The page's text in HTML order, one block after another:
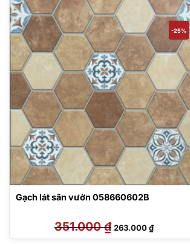
-25%
Gạch lát sân vườn 058660602B
351.000₫ Giá
gốc
là:
263.000₫Giá
hiện
tại